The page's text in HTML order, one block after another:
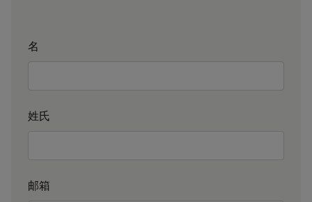
名
姓氏
邮箱